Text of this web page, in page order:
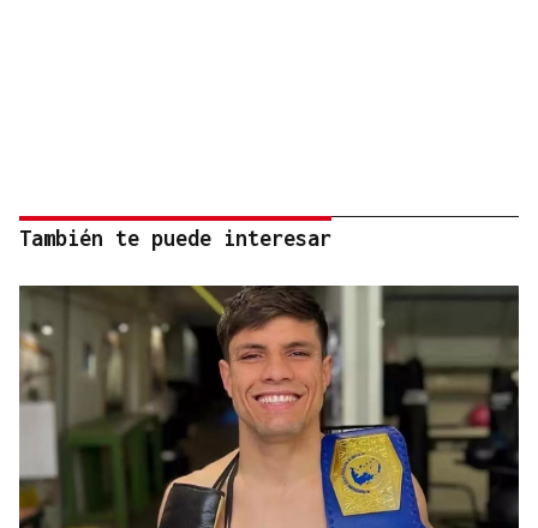
También te puede interesar